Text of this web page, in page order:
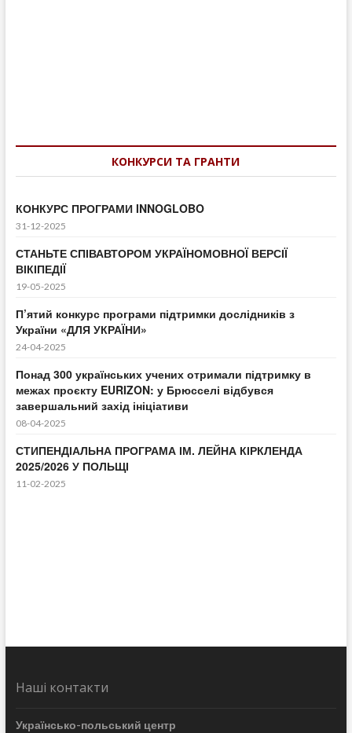
КОНКУРСИ ТА ГРАНТИ
КОНКУРС ПРОГРАМИ INNOGLOBO
31-12-2025
СТАНЬТЕ СПІВАВТОРОМ УКРАЇНОМОВНОЇ ВЕРСІЇ
ВІКІПЕДІЇ
19-05-2025
П’ятий конкурс програми підтримки дослідників з
України «ДЛЯ УКРАЇНИ»
24-04-2025
Понад 300 українських учених отримали підтримку в
межах проєкту EURIZON: у Брюсселі відбувся
завершальний захід ініціативи
08-04-2025
СТИПЕНДІАЛЬНА ПРОГРАМА ІМ. ЛЕЙНА КІРКЛЕНДА
2025/2026 У ПОЛЬЩІ
11-02-2025
Наші контакти
Українсько-польський центр